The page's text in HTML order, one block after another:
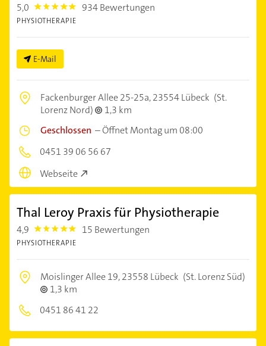
5,0 5.0 934 Bewertungen
PHYSIOTHERAPIE
E-Mail
Fackenburger Allee 25-25a,23554 Lübeck (St.
Lorenz Nord)
1,3 km
Geschlossen –Öffnet Montag um 08:00
0451 39 06 56 67
Webseite
Thal Leroy Praxis für Physiotherapie
4,9 4.9 15 Bewertungen
PHYSIOTHERAPIE
Moislinger Allee 19,23558 Lübeck (St. Lorenz Süd)
1,3 km
0451 86 41 22